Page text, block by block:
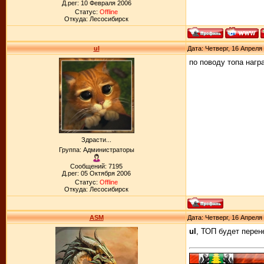
Д.рег: 10 Февраля 2006
Статус: Offline
Откуда: Лесосибирск
ul Дата: Четверг, 16
Здрасти...
Группа: Администраторы
Сообщений: 7195
Д.рег: 05 Октября 2006
Статус: Offline
Откуда: Лесосибирск
по поводу топа
ASM Дата: Четверг, 16
ul , ТОП будет